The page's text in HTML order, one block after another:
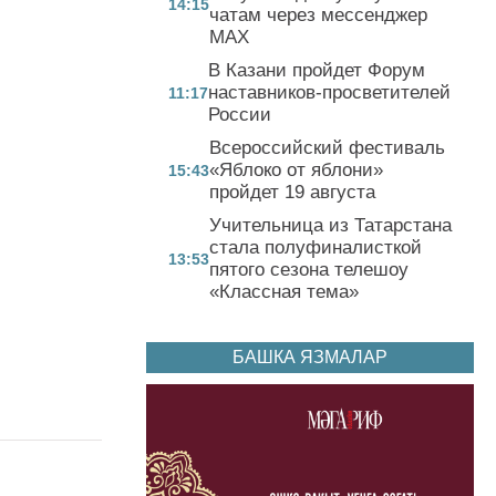
14:15чатам через мессенджер
MAX
11:17
В Казани пройдет Форум
наставников-просветителей
России
15:43
Всероссийский фестиваль
«Яблоко от яблони»
пройдет 19 августа
13:53
Учительница из Татарстана
стала полуфиналисткой
пятого сезона телешоу
«Классная тема»
БАШКА ЯЗМАЛАР